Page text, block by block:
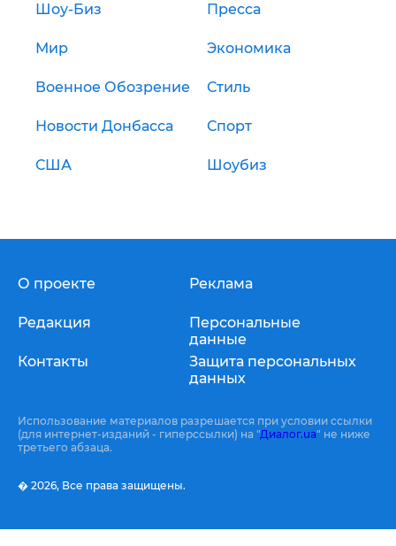
Шоу-Биз Пресса
Мир Экономика
Военное Обозрение Стиль
Новости Донбасса Спорт
США Шоубиз
О проекте
Редакция
Контакты
Реклама
Персональные
данные
Защита персональных
данных
Использование материалов разрешается при условии ссылки
(для интернет-изданий - гиперссылки) на "Диалог.ua" не ниже
третьего абзаца.
� 2026, Все права защищены.